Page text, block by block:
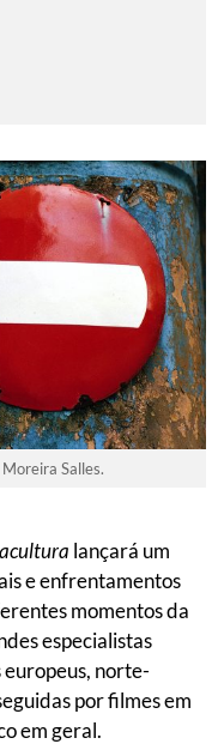
Salles.
lançará um
e enfrentamentos
momentos da
especialistas
norte-
por filmes em
em geral.